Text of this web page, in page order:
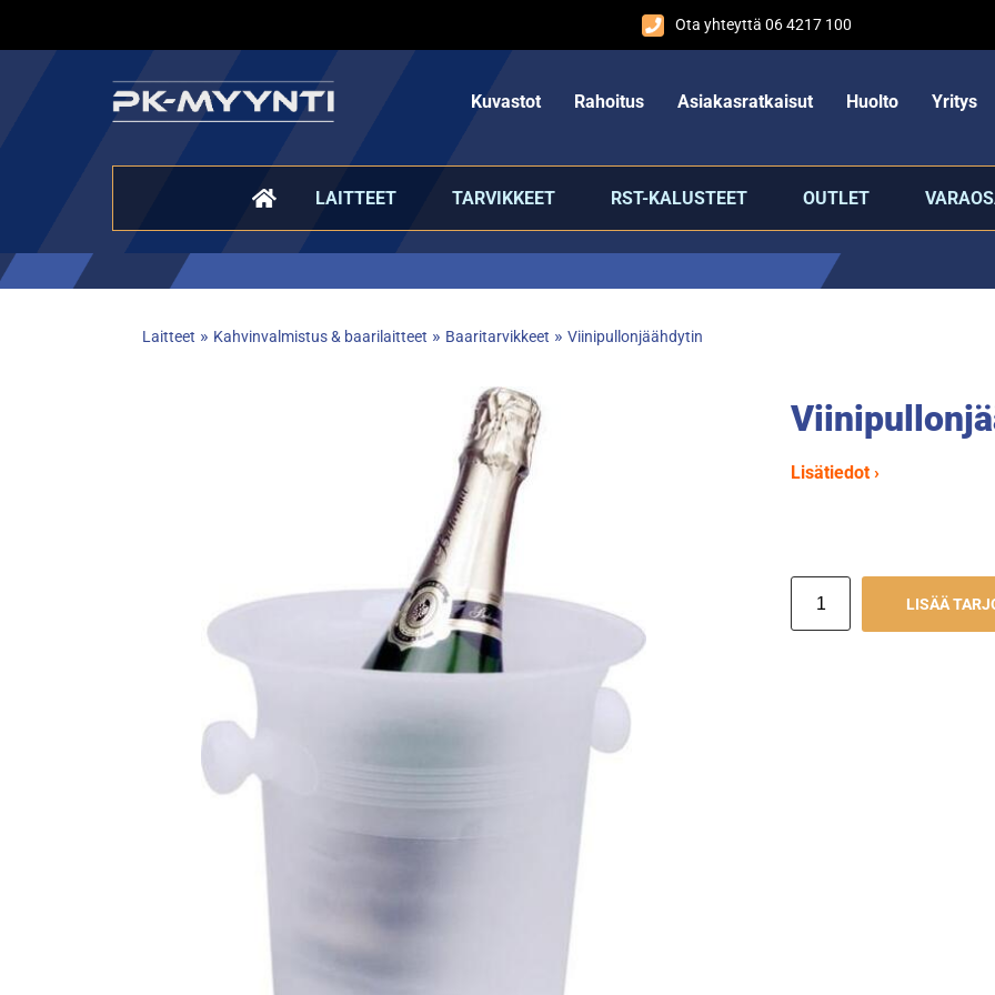
Ota yhteyttä 06 4217 100
Kuvastot Rahoitus Asiakasratkaisut Huolto Yritys
LAITTEET TARVIKKEET RST-KALUSTEET OUTLET
Laitteet » Kahvinvalmistus & baarilaitteet » Baaritarvikkeet » Viinipullonjäähdytin
Lisätiedot ›
LISÄÄ